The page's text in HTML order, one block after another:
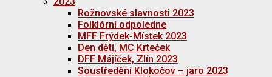
Rožnovské slavnosti 2023
Folklórní odpoledne
MFF Frýdek-Místek 2023
Den dětí, MC Krteček
DFF Májíček, Zlín 2023
Soustředění Klokočov – jaro 2023